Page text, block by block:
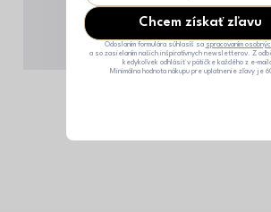
Chcem získať zľavu
Odoslaním formulára súhlasíš sa spracovaním
a so zasielaním našich inšpiratívnych newsletterov. Z
kedykoľvek odhlásiť v pätičke každého z e-
Minimálna hodnota nákupu pre uplatnenie zľavy je 60